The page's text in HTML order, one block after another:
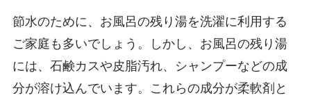
節水のために、お風呂の残り湯を洗濯に利用する
ご家庭も多いでしょう。しかし、お風呂の残り湯
には、石鹸カスや皮脂汚れ、シャンプーなどの成
分が溶け込んでいます。これらの成分が柔軟剤と